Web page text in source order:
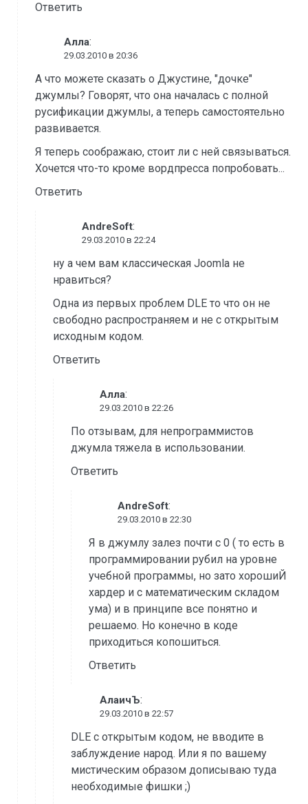
Ответить
Алла:
29.03.2010 в 20:36
А что можете сказать о Джустине, "дочке"
джумлы? Говорят, что она началась с полной
русификации джумлы, а теперь самостоятельно
развивается.
Я теперь соображаю, стоит ли с ней связываться.
Хочется что-то кроме вордпресса попробовать...
Ответить
AndreSoft:
29.03.2010 в 22:24
ну а чем вам классическая Joomla не
нравиться?
Одна из первых проблем DLE то что он не
свободно распространяем и не с открытым
исходным кодом.
Ответить
Алла:
29.03.2010 в 22:26
По отзывам, для непрограммистов
джумла тяжела в использовании.
Ответить
AndreSoft:
29.03.2010 в 22:30
Я в джумлу залез почти с 0 ( то есть в
программировании рубил на уровне
учебной программы, но зато хорошиЙ
хардер и с математическим складом
ума) и в принципе все понятно и
решаемо. Но конечно в коде
приходиться копошиться.
Ответить
АлаичЪ:
29.03.2010 в 22:57
DLE с открытым кодом, не вводите в
заблуждение народ. Или я по вашему
мистическим образом дописываю туда
необходимые фишки ;)